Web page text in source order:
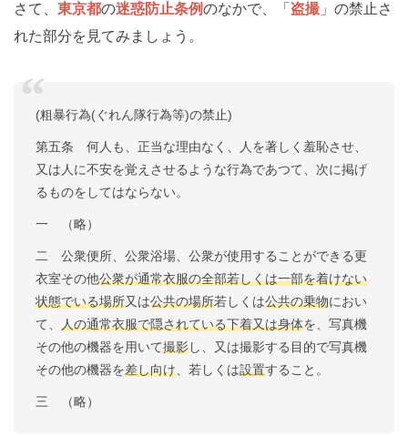
さて、 東京都の迷惑防止条例のなかで、「 盗撮 」の禁止さ
れた部分を見てみましょう。
(粗暴行為(ぐれん隊行為等)の禁止)
第五条 何人も、正当な理由なく、人を著しく羞恥させ、
又は人に不安を覚えさせるような行為であつて、次に掲げ
るものをしてはならない。
一 （略）
二 公衆便所、公衆浴場、公衆が使用することができる更
衣室その他公衆が通常衣服の全部若しくは一部を着けない
状態でいる場所又は公共の場所若しくは公共の乗物におい
て、 人の通常衣服で隠されている下着又は身体を、写真機
その他の機器を用いて撮影 し、又は撮影する目的で写真機
その他の機器を差し向け、若しくは設置すること。
三 （略）